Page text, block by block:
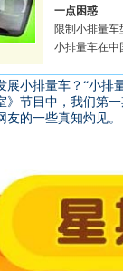
一点困惑
限制小排量车
小排量车在中
小排量车？“小排
》节目中，我们第
的一些真知灼见。